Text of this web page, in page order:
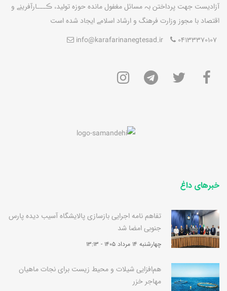
آزاديست جهت پرداختن بہ مسائل مغفول مانده حوزه توليد، ڪـــارآفرينے و
اقتصاد با مجوز وزارت فرهنگ و ارشاد اسلامے ايجاد شده است
04133370107
info@karafarinanegtesad.ir
خبرهای داغ
تفاهم نامه اجرایی بازسازی پالایشگاه آسیب دیده پارس
جنوبی امضا شد
چهارشنبه 14 مرداد 1405 - 13:13
هم‌افزایی شیلات و محیط زیست برای نجات ماهیان
مهاجر خزر